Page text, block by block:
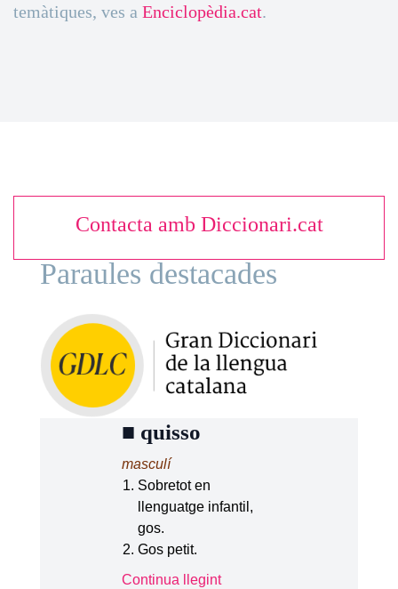
temàtiques, ves a Enciclopèdia.cat.
Contacta amb Diccionari.cat
Paraules destacades
■ quisso
masculí
Sobretot en
llenguatge infantil,
gos.
Gos petit.
Continua llegint